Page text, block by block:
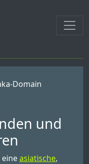
Domain
und
eineasiatische,